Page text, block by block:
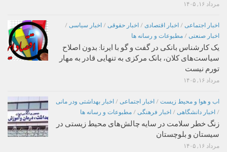
مرداد ۱۶, ۱۴۰۵
اخبار اجتماعی / اخبار اقتصادی / اخبار حقوقی / اخبار سیاسی /
اخبار صنعتی / مطبوعات و رسانه ها
یک کارشناس بانکی در گفت و گو با ایرنا: بدون اصلاح
سیاست‌های کلان، بانک مرکزی به تنهایی قادر به مهار
تورم نیست
مرداد ۱۶, ۱۴۰۵
اب و هوا و محیط زیست / اخبار اجتماعی / اخبار بهداشتی ودر مانی
/ اخبار دانشگاهی / اخبار فرهنگی / مطبوعات و رسانه ها
زنگ خطر سلامت در سایه چالش‌های محیط زیستی در
سیستان و بلوچستان
مرداد ۱۶, ۱۴۰۵